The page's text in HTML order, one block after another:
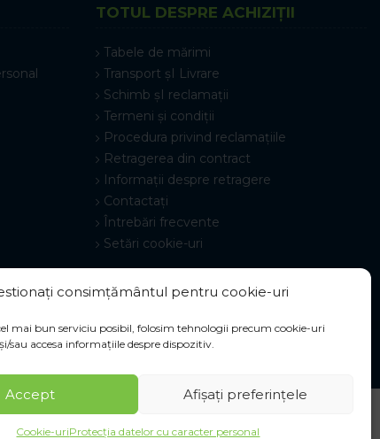
consimțământul pentru cookie-uri
mai bun serviciu posibil, folosim tehnologii precum cookie-uri
sau accesa informațiile despre dispozitiv.
Accept Afișați preferințele
Cookie-uriProtecția datelor cu caracter personal
TOTUL DESPRE ACHIZIȚII
Tabele de mărimi
Transport șI Livrare
Schimb șI reclamații
Termeni și condiții
Procedura privind reclamațiile
Retragerea din contract
Informații despre retragere
Contactați
Întrebări frecvente
Setări cookie-uri